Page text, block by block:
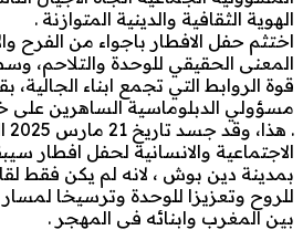
الهوية الثقافية والدينية المتوازنة .
اختثم حفل الافطار باجواء من
المعنى الحقيقي للوحدة والتلاحم،
قوة الروابط التي تجمع ابناء الجالية،
مسؤولي الدبلوماسية الساهرين على
.
الاجتماعية والانسانية لحفل افطار
بمدينة دين بوش ، لانه لم يكن فقط
للروح وتعزيزا للوحدة وترسيخا
بين المغرب وابنائه في المهجر .